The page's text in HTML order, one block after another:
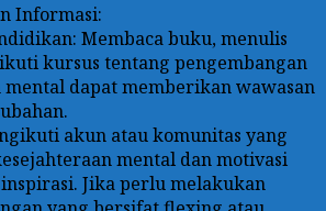
Informasi:
Membaca buku, menulis
kursus tentang pengembangan
dapat memberikan wawasan
akun atau komunitas yang
mental dan motivasi
Jika perlu melakukan